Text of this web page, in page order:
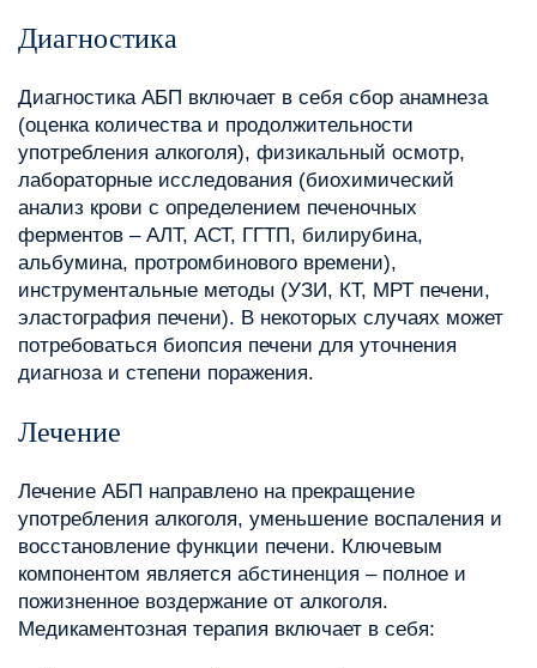
Диагностика
Диагностика АБП включает в себя сбор анамнеза
(оценка количества и продолжительности
употребления алкоголя), физикальный осмотр,
лабораторные исследования (биохимический
анализ крови с определением печеночных
ферментов – АЛТ, АСТ, ГГТП, билирубина,
альбумина, протромбинового времени),
инструментальные методы (УЗИ, КТ, МРТ печени,
эластография печени). В некоторых случаях может
потребоваться биопсия печени для уточнения
диагноза и степени поражения.
Лечение
Лечение АБП направлено на прекращение
употребления алкоголя, уменьшение воспаления и
восстановление функции печени. Ключевым
компонентом является абстиненция – полное и
пожизненное воздержание от алкоголя.
Медикаментозная терапия включает в себя: